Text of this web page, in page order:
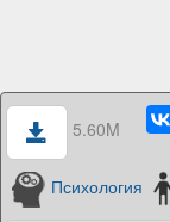
5.60M
Психология